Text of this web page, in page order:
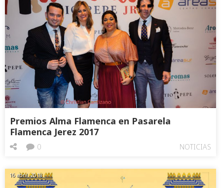
Premios Alma Flamenca en Pasarela
Flamenca Jerez 2017
NOTICIAS
0
16 abril, 2018